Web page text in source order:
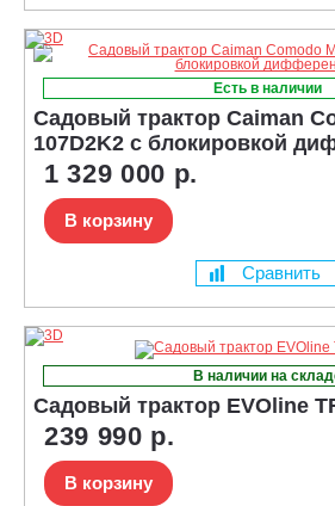
Есть в наличии
Садовый трактор Caiman
107D2K2 с блокировкой
1 329 000 р.
В корзину
Сравнить
В наличии на
Садовый трактор EVOline
239 990 р.
В корзину